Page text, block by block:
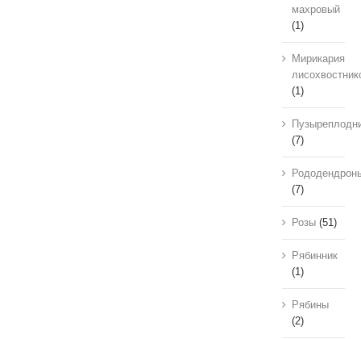
махровый
(1)
Мирикария
(1)
(7)
(7)
Розы (51)
Рябинник
(1)
Рябины
(2)